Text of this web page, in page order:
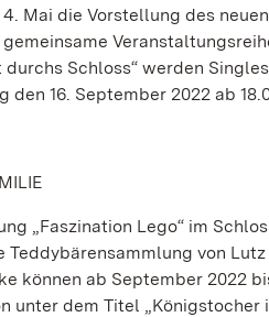
Mai die Vorstellung des
Schloss“ werden
den 16. September 2022 ab
„Faszination Lego“ im
von
können ab September 2022
unter dem Titel